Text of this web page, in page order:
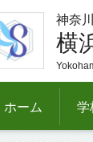
神奈
横
ホーム 学